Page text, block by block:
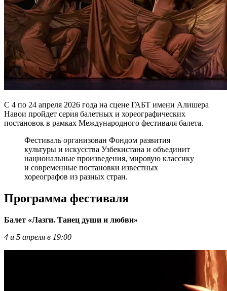
С 4 по 24 апреля 2026 года на сцене ГАБТ имени Алишера
Навои пройдет серия балетных и хореографических
постановок в рамках Международного фестиваля балета.
Фестиваль организован Фондом развития
культуры и искусства Узбекистана и объединит
национальные произведения, мировую классику
и современные постановки известных
хореографов из разных стран.
Программа фестиваля
Балет «Лазги. Танец души и любви»
4 и 5 апреля в 19:00